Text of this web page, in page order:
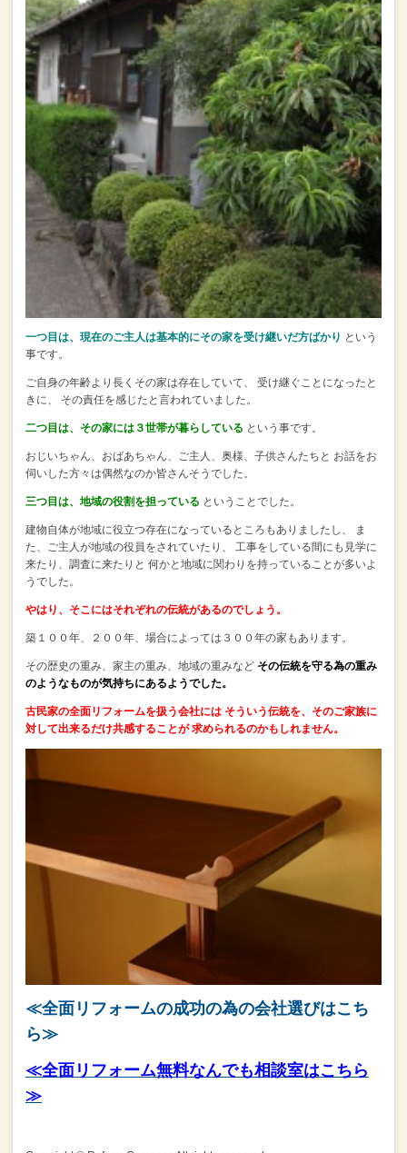
一つ目は、現在のご主人は基本的にその家を受け継いだ方ばかり という
事です。
ご自身の年齢より長くその家は存在していて、
受け継ぐことになったと
きに、
その責任を感じたと言われていました。
二つ目は、その家には３世帯が暮らしている という事です。
おじいちゃん、おばあちゃん、ご主人、奥様、子供さんたちと お話をお
伺いした方々は偶然なのか皆さんそうでした。
三つ目は、地域の役割を担っている ということでした。
建物自体が地域に役立つ存在になっているところもありましたし、
ま
た、ご主人が地域の役員をされていたり、
工事をしている間にも見学に
来たり、調査に来たりと 何かと地域に関わりを持っていることが多いよ
うでした。
やはり、そこにはそれぞれの伝統があるのでしょう。
築１００年、２００年、場合によっては３００年の家もあります。
その歴史の重み、家主の重み、地域の重みなど その伝統を守る為の重み
のようなものが気持ちにあるようでした。
古民家の全面リフォームを扱う会社には そういう伝統を、そのご家族に
対して出来るだけ共感することが 求められるのかもしれません。
≪全面リフォームの成功の為の会社選びはこち
ら≫
≪全面リフォーム無料なんでも相談室はこちら
≫